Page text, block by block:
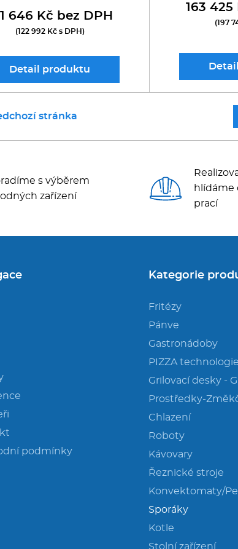
646 Kč bez DPH
(122 992 Kč s DPH)
Detail produktu
163 425
(197
Detail
stránka
s výběrem
zařízení
hlídáme
prací
podmínky
Kategorie
Fritézy
Pánve
Gastronádoby
PIZZA technologie
Grilovací desky -
Prostředky-
Chlazení
Roboty
Kávovary
Řeznické stroje
Konvektomaty/
Sporáky
Kotle
Stolní zařízení